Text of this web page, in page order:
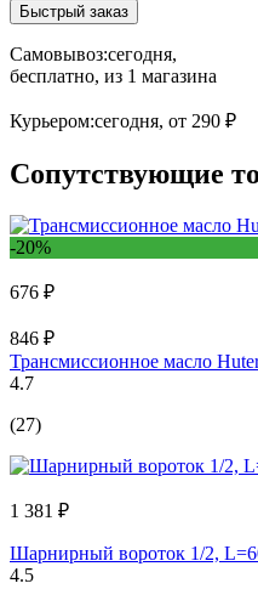
Быстрый заказ
Самовывоз:сегодня,
бесплатно, из 1 магазина
Курьером:сегодня, от 290 ₽
Сопутствующие
-20%
676 ₽
846 ₽
Трансмиссионное масло
4.7
(27)
1 381 ₽
Шарнирный вороток 1/2,
4.5